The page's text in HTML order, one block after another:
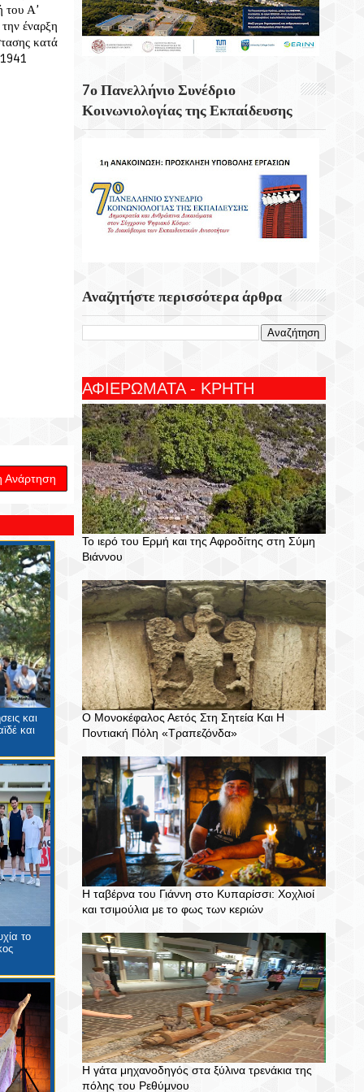
του Α’
έναρξη
κατά
Ανάρτηση
και
και
το
Σημαντικότερα Γεγονότα Της Ημέρας
Βρισκόμαστε Για 48 Ώρες Στη Λάρισα
CrediaBank: Οικονομικά Αποτελέσματα A’
Εξαμήνου 2026
7ο Πανελλήνιο Συνέδριο
Κοινωνιολογίας της Εκπαίδευσης
Αναζητήστε περισσότερα άρθρα
ΑΦΙΕΡΩΜΑΤΑ - ΚΡΗΤΗ
Το ιερό του Ερμή και της Αφροδίτης στη Σύμη
Βιάννου
Ο Μονοκέφαλος Αετός Στη Σητεία Και Η
Ποντιακή Πόλη «Τραπεζόνδα»
Η ταβέρνα του Γιάννη στο Κυπαρίσσι: Χοχλιοί
και τσιμούλια με το φως των κεριών
Η γάτα μηχανοδηγός στα ξύλινα τρενάκια της
πόλης του Ρεθύμνου